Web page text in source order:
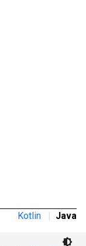
Kotlin | Java